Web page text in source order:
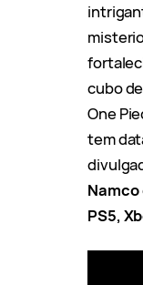
cubo
One
tem
Namco
PS5,